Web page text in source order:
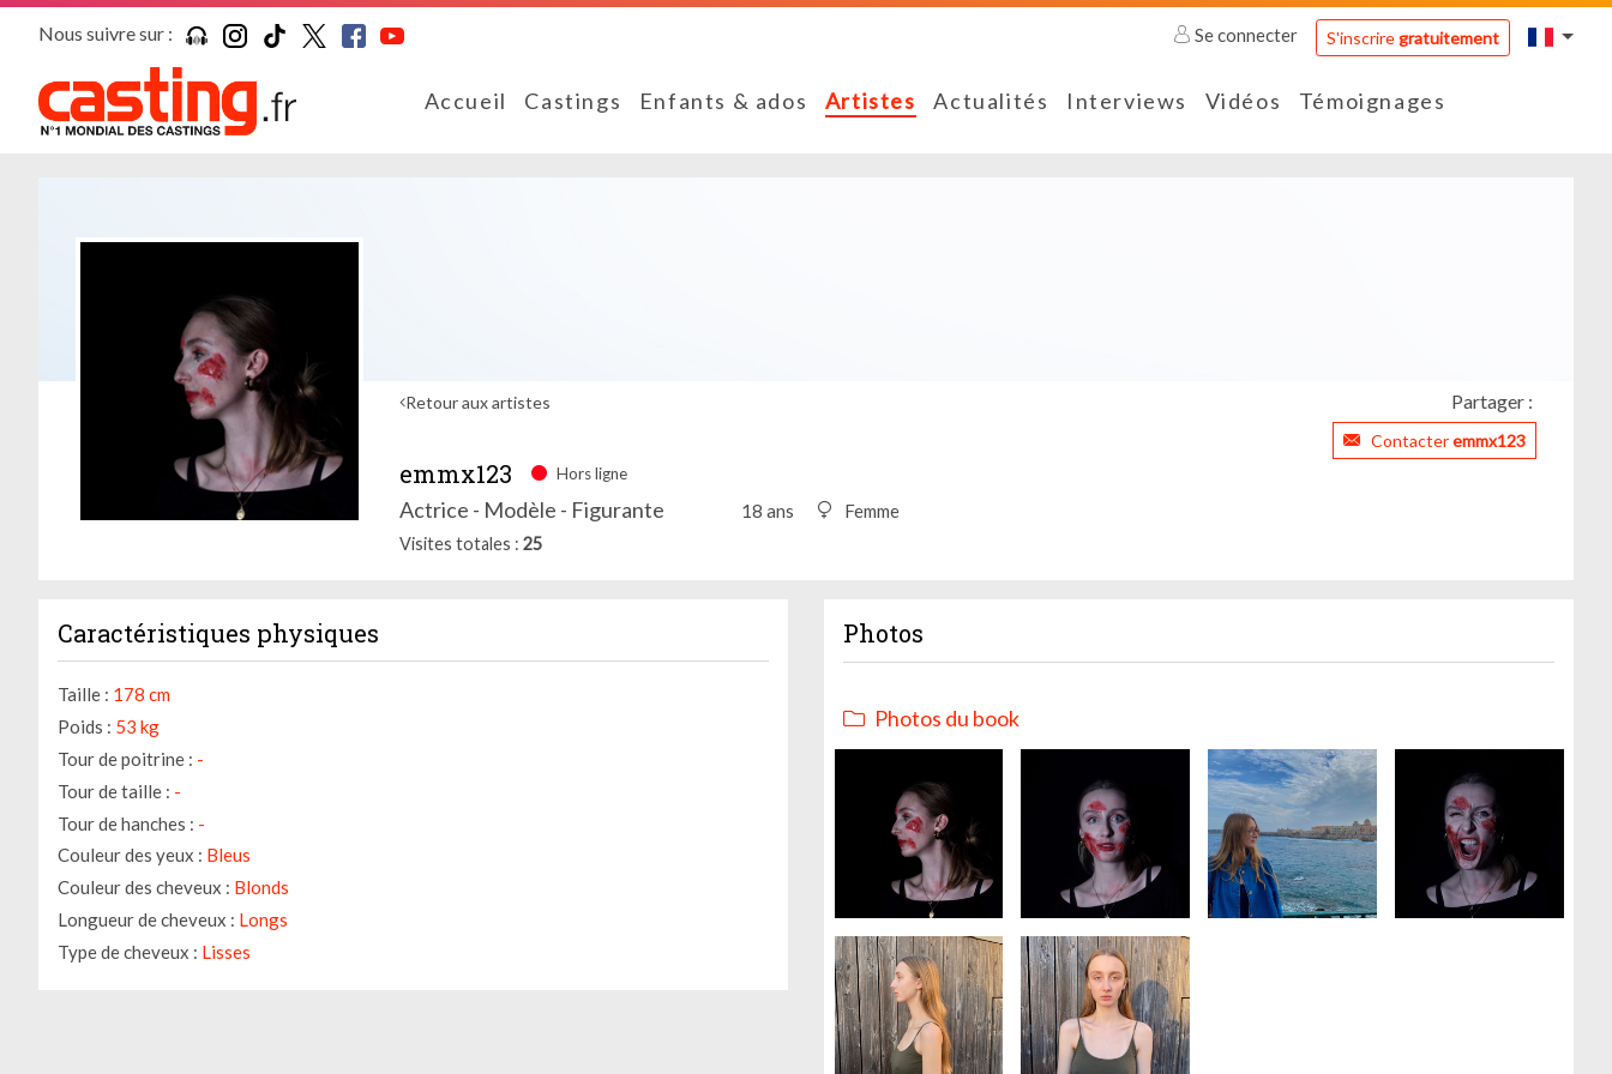
Nous suivre sur : Se connecter S'inscriregratuitement
Accueil Castings Enfants & ados Artistes Actualités Interviews Vidéos Témoignages
Retour aux artistes Partager :
Contacteremmx123
emmx123 Hors ligne
Actrice - Modèle - Figurante 18 ans Femme
Visites totales 25
Caractéristiques physiques
Taille : 178 cm
Poids : 53 kg
Tour de poitrine : -
Tour de taille : -
Tour de hanches : -
Couleur des yeux : Bleus
Couleur des cheveux : Blonds
Longueur de cheveux : Longs
Type de cheveux : Lisses
Photos
Photos du book
Gestion des cookies
Nous utilisons des cookies qui facilitent l'utilisation du site,
améliorent la performance et la sécurité du site internet.